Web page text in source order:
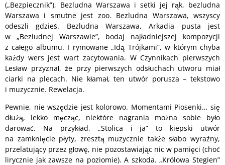
(„Bezpiecznik”), Bezludna Warszawa i setki jej rąk, bezludna
Warszawa i smutne jest zoo. Bezludna Warszawa, wszyscy
odeszli gdzieś. Bezludna Warszawa, Arkadia pusta jest
w „Bezludnej Warszawie”, bodaj najładniejszej kompozycji
z całego albumu. I rymowane „Idą Trójkami”, w którym chyba
każdy wers jest wart zacytowania. W Czynnikach pierwszych
Lesław przyznał, że przy pierwszych odsłuchach utworu miał
ciarki na plecach. Nie kłamał, ten utwór porusza – tekstowo
i muzycznie. Rewelacja.
Pewnie, nie wszędzie jest kolorowo. Momentami Piosenki… się
dłużą, lekko męcząc, niektóre nagrania można sobie było
darować. Na przykład, „Stolica i ja” to kiepski utwór
na zamknięcie płyty, zresztą muzycznie także słabo wyraźny,
przelatujący przez głowę, nie pozostawiając nic w pamięci (choć
lirycznie jak zawsze na poziomie). A szkoda. „Królowa Stegien”